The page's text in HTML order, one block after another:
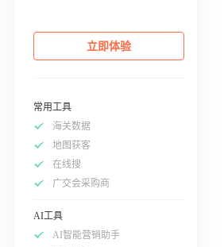
立即体验
常用工具
海关数据
地图获客
在线搜
广交会采购商
AI工具
AI智能营销助手